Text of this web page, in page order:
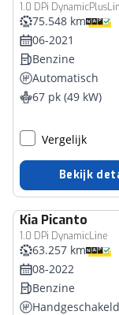
1.0 DPi
75.548 km
06-2021
Benzine
Automatisch
67 pk (49 kW)
Vergelijk
Bekijk
Kia Picanto
1.0 DPi DynamicLine
63.257 km
08-2022
Benzine
Handgeschakeld